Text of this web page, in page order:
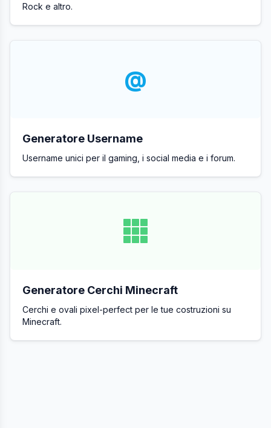
Rock e altro.
@
Generatore Username
Username unici per il gaming, i social media e i forum.
Generatore Cerchi Minecraft
Cerchi e ovali pixel-perfect per le tue costruzioni su
Minecraft.